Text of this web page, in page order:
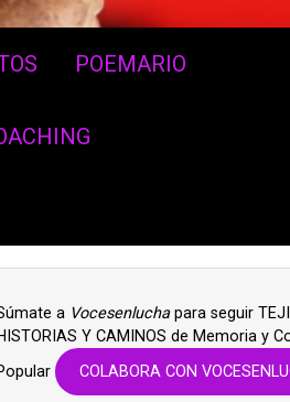
POEMARIO
a Vocesenluchapara seguir
Y CAMINOS de Memoria y
COLABORA CON